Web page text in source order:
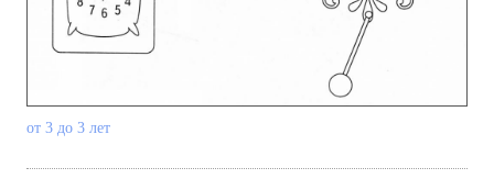
от 3 до 3 лет